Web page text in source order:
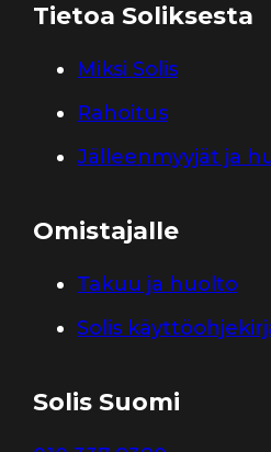
Tietoa Soliksesta
Miksi Solis
Rahoitus
Jälleenmyyjät ja
Omistajalle
Takuu ja huolto
Solis
Solis Suomi